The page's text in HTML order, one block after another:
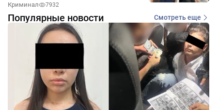
Криминал 7932
Популярные новости Смотреть еще